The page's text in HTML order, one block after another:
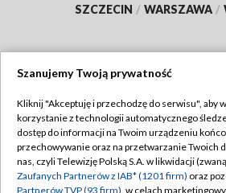
SZCZECIN / WARSZAWA /
TVP
Abonament TVP
Emisja w TVP
Regulamin
Polityka
Szanujemy Twoją prywatność
Kliknij "Akceptuję i przechodzę do serwisu", aby
korzystanie z technologii automatycznego
dostęp do informacji na Twoim urządzeniu
przechowywanie oraz na przetwarzanie Twoich
nas, czyli Telewizję Polską S.A. w likwidacji
Zaufanych Partnerów z IAB* (1201 firm) oraz
Partnerów TVP (93 firm), w celach